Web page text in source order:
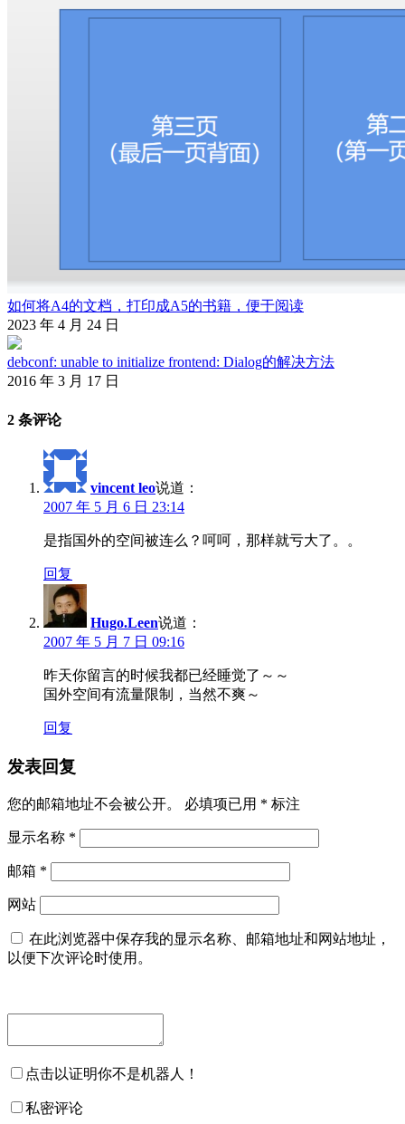
如何将A4的文档，打印成A5的书籍，便于阅读
2023 年 4 月 24 日
debconf: unable to initialize frontend: Dialog的解决方法
2016 年 3 月 17 日
2 条评论
vincent leo说道：
2007 年 5 月 6 日 23:14
是指国外的空间被连么？呵呵，那样就亏大了。。
回复
Hugo.Leen说道：
2007 年 5 月 7 日 09:16
昨天你留言的时候我都已经睡觉了～～
国外空间有流量限制，当然不爽～
回复
发表回复
您的邮箱地址不会被公开。 必填项已用 * 标注
显示名称 *
邮箱 *
网站
在此浏览器中保存我的显示名称、邮箱地址和网站地址，
以便下次评论时使用。
点击以证明你不是机器人！
私密评论